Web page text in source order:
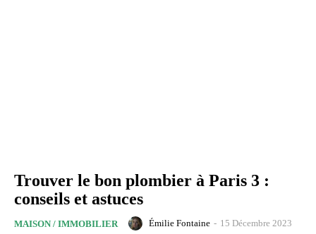
Trouver le bon plombier à Paris 3 :
conseils et astuces
MAISON / IMMOBILIER Émilie Fontaine - 15 Décembre 2023